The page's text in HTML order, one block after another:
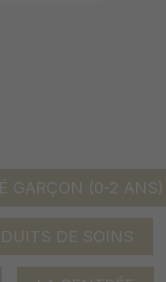
GARÇON (0-2 ANS)
DE SOINS